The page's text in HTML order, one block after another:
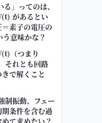
」ってのは、
があるとい
素子の電圧の
意味かな？
（つまり
それとも回路
で解くこと
制振動、フェー
条件を含む過
て求めたい？